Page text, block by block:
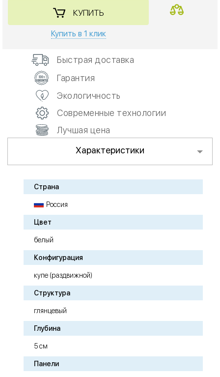
КУПИТЬ
Купить в 1 клик
Быстрая доставка
Гарантия
Экологичность
Современные технологии
Лучшая цена
Характеристики
Страна
Россия
Цвет
белый
Конфигурация
купе (раздвижной)
Структура
глянцевый
Глубина
5 см
Панели